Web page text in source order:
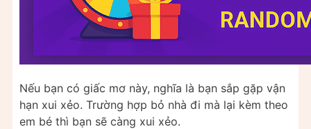
Nếu bạn có giấc mơ này, nghĩa là bạn sắp gặp vận
hạn xui xẻo. Trường hợp bỏ nhà đi mà lại kèm theo
em bé thì bạn sẽ càng xui xẻo.